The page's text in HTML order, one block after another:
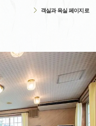
객실과 욕실 페이지로